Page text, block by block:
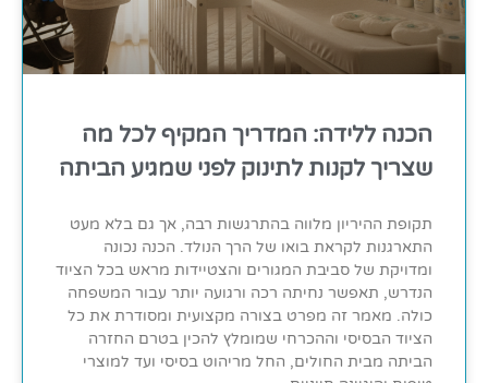
הכנה ללידה: המדריך המקיף לכל מה
שצריך לקנות לתינוק לפני שמגיע הביתה
תקופת ההיריון מלווה בהתרגשות רבה, אך גם בלא מעט
התארגנות לקראת בואו של הרך הנולד. הכנה נכונה
ומדויקת של סביבת המגורים והצטיידות מראש בכל הציוד
הנדרש, תאפשר נחיתה רכה ורגועה יותר עבור המשפחה
כולה. מאמר זה מפרט בצורה מקצועית ומסודרת את כל
הציוד הבסיסי וההכרחי שמומלץ להכין בטרם החזרה
הביתה מבית החולים, החל מריהוט בסיסי ועד למוצרי